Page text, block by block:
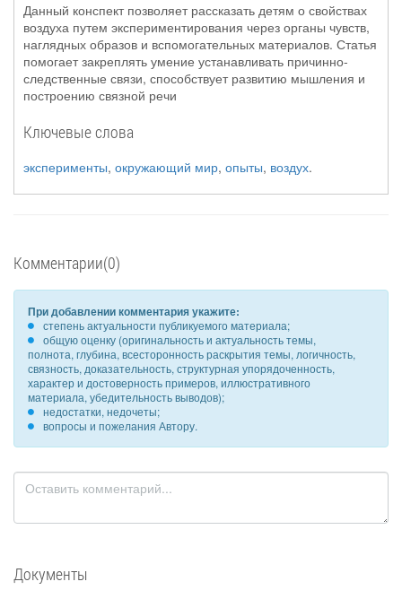
Данный конспект позволяет рассказать детям о свойствах
воздуха путем экспериментирования через органы чувств,
наглядных образов и вспомогательных материалов. Статья
помогает закреплять умение устанавливать причинно-
следственные связи, способствует развитию мышления и
построению связной речи
Ключевые слова
эксперименты, окружающий мир, опыты, воздух.
Комментарии(0)
При добавлении комментария укажите:
степень актуальности публикуемого материала;
общую оценку (оригинальность и актуальность темы,
полнота, глубина, всесторонность раскрытия темы, логичность,
связность, доказательность, структурная упорядоченность,
характер и достоверность примеров, иллюстративного
материала, убедительность выводов);
недостатки, недочеты;
вопросы и пожелания Автору.
Документы